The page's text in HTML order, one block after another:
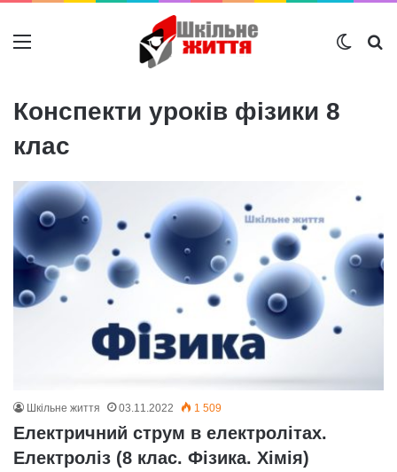
Меню
Конспекти уроків фізики 8
клас
Шкільне життя 03.11.2022 1 509
Електричний струм в електролітах.
Електроліз (8 клас. Фізика. Хімія)